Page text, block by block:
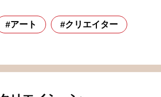
#アート #クリエイター